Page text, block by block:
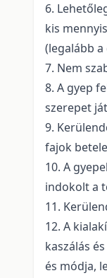
6.
kis
(legalább
7. Nem
8. A gyep
szerepet
9.
fajok
10. A
indokolt a
11.
12. A
kaszálás
és módja,